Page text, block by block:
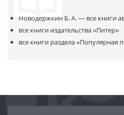
Новодержкин Б. А. — все книги
все книги издательства«Питер»
все книги раздела«Популярная